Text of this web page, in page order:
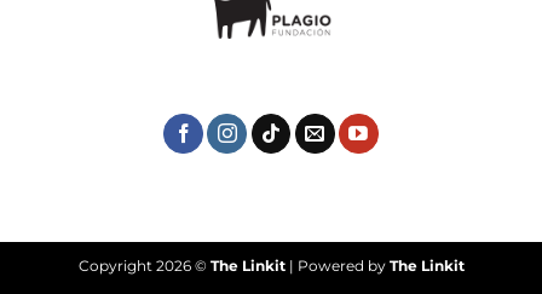
Copyright 2026 © The Linkit| Powered by The Linkit